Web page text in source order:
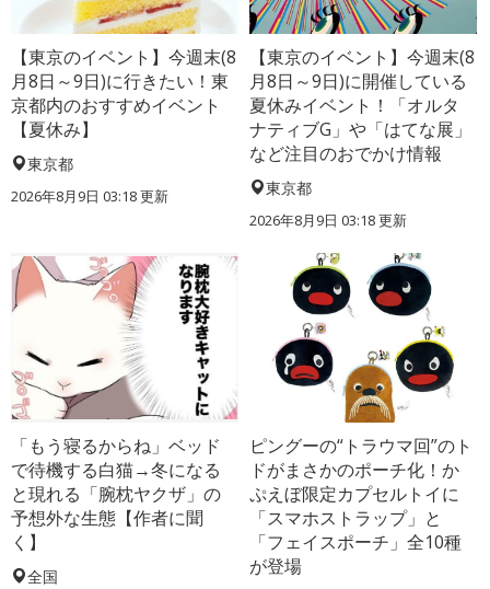
【東京のイベント】今週末(8
月8日～9日)に行きたい！東
京都内のおすすめイベント
【夏休み】
東京都
2026年8月9日 03:18更新
【東京のイベント】今週末(8
月8日～9日)に開催している
夏休みイベント！「オルタ
ナティブG」や「はてな展」
など注目のおでかけ情報
東京都
2026年8月9日 03:18更新
「もう寝るからね」ベッド
で待機する白猫→冬になる
と現れる「腕枕ヤクザ」の
予想外な生態【作者に聞
く】
全国
ピングーの“トラウマ回”のト
ドがまさかのポーチ化！か
ぷえぼ限定カプセルトイに
「スマホストラップ」と
「フェイスポーチ」全10種
が登場